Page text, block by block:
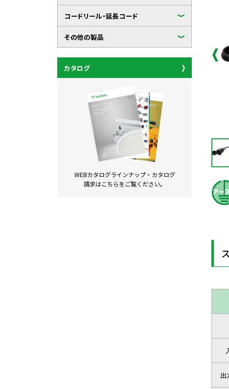
コードリール・延長コード
その他の製品
カタログ
WEBカタログラインナップ・ カタログ
請求はこちらをご覧ください。
出